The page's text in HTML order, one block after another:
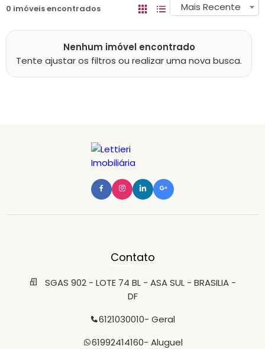
0 imóveis encontrados Mais Recente
Nenhum imóvel encontrado
Tente ajustar os filtros ou realizar uma nova busca.
Contato
SGAS 902 - LOTE 74 BL - ASA SUL - BRASILIA -
DF
6121030010- Geral
61992414160- Aluguel